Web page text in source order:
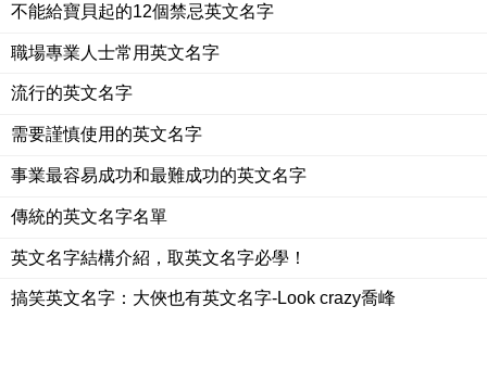
不能給寶貝起的12個禁忌英文名字
職場專業人士常用英文名字
流行的英文名字
需要謹慎使用的英文名字
事業最容易成功和最難成功的英文名字
傳統的英文名字名單
英文名字結構介紹，取英文名字必學！
搞笑英文名字：大俠也有英文名字-Look crazy喬峰